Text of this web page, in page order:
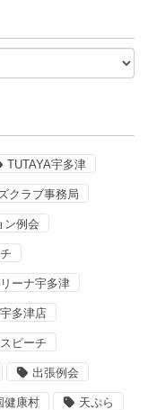
TUTAYA宇多津
クラブ事務局
ン例会
ーナ宇多津
多津店
ピーチ
出張例会
健康村 天ぷら